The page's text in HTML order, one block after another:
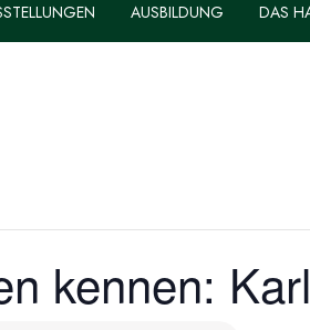
AUSBILDUNG DAS
kennen: